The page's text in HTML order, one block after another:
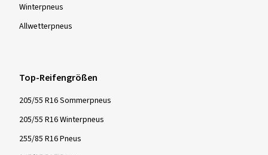
Winter­pneus
Allwetter­pneus
Top-Reifengrößen
205/55 R16 Sommerpneus
205/55 R16 Winterpneus
255/85 R16 Pneus